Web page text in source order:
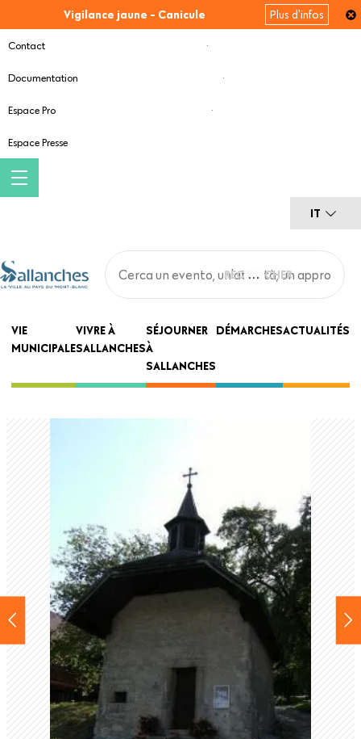
al
contenuto
Vigilance jaune - Canicule Plus d'infos
Contact
Documentation
Espace Pro
Espace Presse
IT
Main
navigation
VIE
MUNICIPALE
VIVRE À
SALLANCHES
SÉJOURNER
À
SALLANCHES
DÉMARCHESACTUALITÉS